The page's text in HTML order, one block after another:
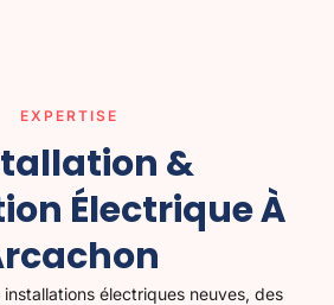
EXPERTISE
&
Électrique À
installations électriques neuves, des